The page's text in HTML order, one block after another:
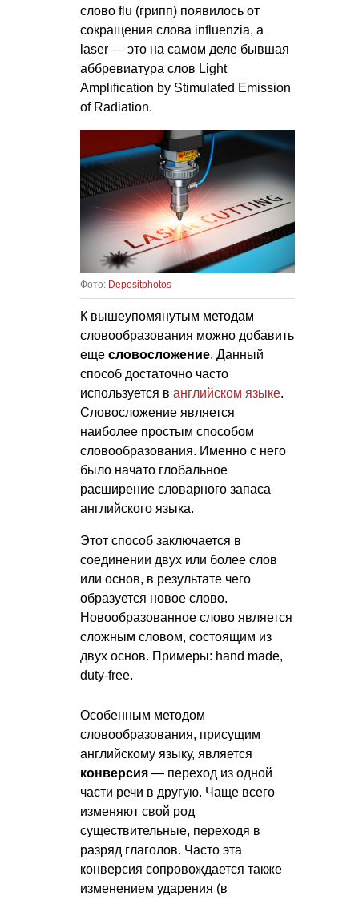
слово flu (грипп) появилось от
сокращения слова influenzia, а
laser — это на самом деле бывшая
аббревиатура слов Light
Amplification by Stimulated Emission
of Radiation.
Фото: Depositphotos
К вышеупомянутым методам
словообразования можно добавить
еще cловосложение. Данный
способ достаточно часто
используется в английском языке.
Словосложение является
наиболее простым способом
словообразования. Именно с него
было начато глобальное
расширение словарного запаса
английского языка.
Этот способ заключается в
соединении двух или более слов
или основ, в результате чего
образуется новое слово.
Новообразованное слово является
сложным словом, состоящим из
двух основ. Примеры: hand made,
duty-free.
Особенным методом
словообразования, присущим
английскому языку, является
конверсия — переход из одной
части речи в другую. Чаще всего
изменяют свой род
существительные, переходя в
разряд глаголов. Часто эта
конверсия сопровождается также
изменением ударения (в